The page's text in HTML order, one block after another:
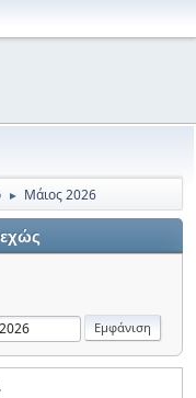
► Μάιος 2026